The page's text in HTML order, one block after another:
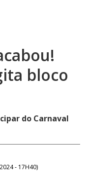
bloco
do Carnaval
- 17H40)